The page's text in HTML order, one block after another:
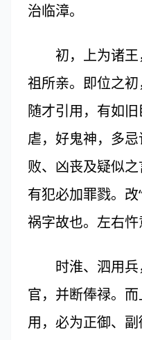
治临漳。
初，上为诸王
祖所亲。即位之初
随才引用，有如
虐，好鬼神，多
败、凶丧及疑似之
有犯必加罪戮。改
祸字故也。左右忤
时淮、泗用兵
官，并断俸禄。
用，必为正御、